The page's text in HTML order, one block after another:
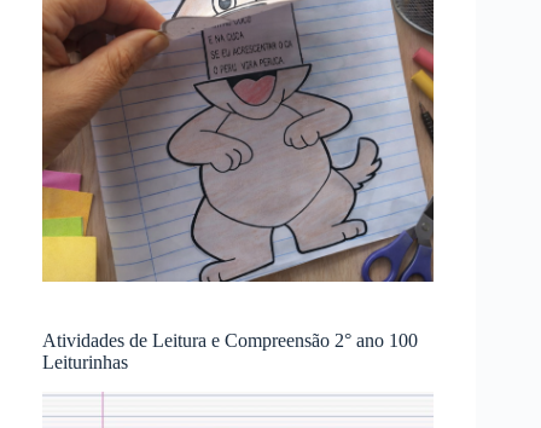
Atividades de Leitura e Compreensão 2° ano 100
Leiturinhas